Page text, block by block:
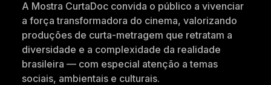
A Mostra CurtaDoc convida o público a vivenciar
a força transformadora do cinema, valorizando
produções de curta-metragem que retratam a
diversidade e a complexidade da realidade
brasileira — com especial atenção a temas
sociais, ambientais e culturais.